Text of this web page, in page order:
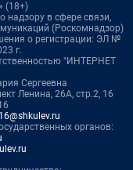
(18+)
надзору в сфере связи,
(Роскомнадзор)
о регистрации: ЭЛ №
г.
"ИНТЕРНЕТ
Сергеевна
Ленина, 26А, стр.2, 16
органов: